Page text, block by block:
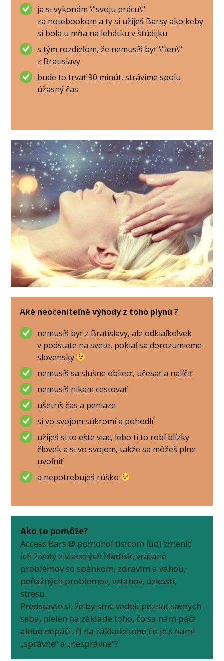
ja si vykonám \"svoju prácu\"
za notebookom a ty si užiješ Barsy ako keby
si bola u mňa na lehátku v štúdijku
s tým rozdieľom, že nemusíš byť \"len\"
z Bratislavy
bude to trvať 90 minút, strávime spolu
úžasný čas
Aké neoceniteľné výhody z toho plynú ?
nemusíš byť z Bratislavy, ale odkiaľkoľvek
v podstate na svete, pokiaľ sa dorozumieme
slovensky
nemusíš sa slušne obliecť, učesať a nalíčiť
nemusíš nikam cestovať
ušetríš čas a peniaze
si vo svojom súkromí a pohodlí
užiješ si to ešte viac, lebo ti to robí blízky
človek a si vo svojom, takže sa môžeš plne
uvoľniť
a nepotrebuješ rúško
Ako to pomôže?
Access Bars ® pomohol tisícom ľudí zmeniť
ich životy z viacerých hľadísk, vrátane
problémov so spánkom, zdravím a váhou,
peňažných problémov, vzťahov, úzkosti,
stresu.
Predstavte si, že by sme vedeli poznať samých
seba, nielen na základe toho, čo sa nám páči
alebo nepáči, či na základe toho čo je s nami
„správne“ a „nesprávne“?